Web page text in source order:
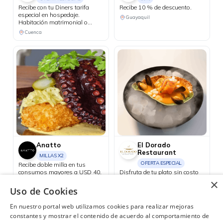
Recibe con tu Diners tarifa
especial en hospedaje.
Habitación matrimonial o
doble, más 2 niños de hasta 4
años por $85 incluye desayuno
años valor adicional de $15 y
de 12 años en adelante valor
adicional de $25.
Cuenca
Recibe 10 % de descuento.
Guayaquil
Anatto
MILLAS X2
Recibe doble milla en tus
consumos mayores a USD 40.
El Dorado
Restaurant
OFERTA ESPECIAL
Disfruta de tu plato sin costo
×
Uso de Cookies
En nuestro portal web utilizamos cookies para realizar mejoras
constantes y mostrar el contenido de acuerdo al comportamiento de